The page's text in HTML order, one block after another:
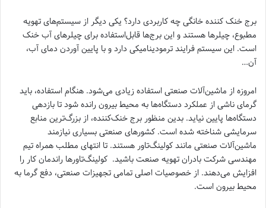
برج خنک ‌کننده خانگی چه کاربردی دارد؟ یکی دیگر از سیستم‌های تهویه
مطبوع، چیلرها هستند و این برج‌ها قابل‌استفاده برای چیلرهای آب خنک
است. این سیستم فرایند ترمودینامیکی دارد و با پایین آوردن دمای آب،
آن…
امروزه از ماشین‌آلات صنعتی استفاده زیادی می‌شود. هنگام استفاده، باید
گرمای ناشی از عملکرد دستگاه‌ها به محیط بیرون رانده شود تا بازدهی
دستگاه‌ها پایین نیاید. بدین منظور برج خنک‌کننده، از بزرگ‌ترین منابع
سرمایشی شناخته شده است. کشورهای صنعتی بسیاری نیازمند
ماشین‌آلات صنعتی مانند کولینگ‌تاور هستند. تا انتهای مطلب همراه تیم
مهندسی شرکت بادران تهویه صنعت باشید. کولینگ‌تاورها راندمان کار را
افزایش می‌دهند. از خصوصیات اصلی تمامی تجهیزات صنعتی، دفع گرما به
محیط بیرون است.